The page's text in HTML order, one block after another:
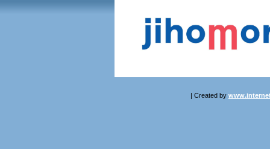
| Created by